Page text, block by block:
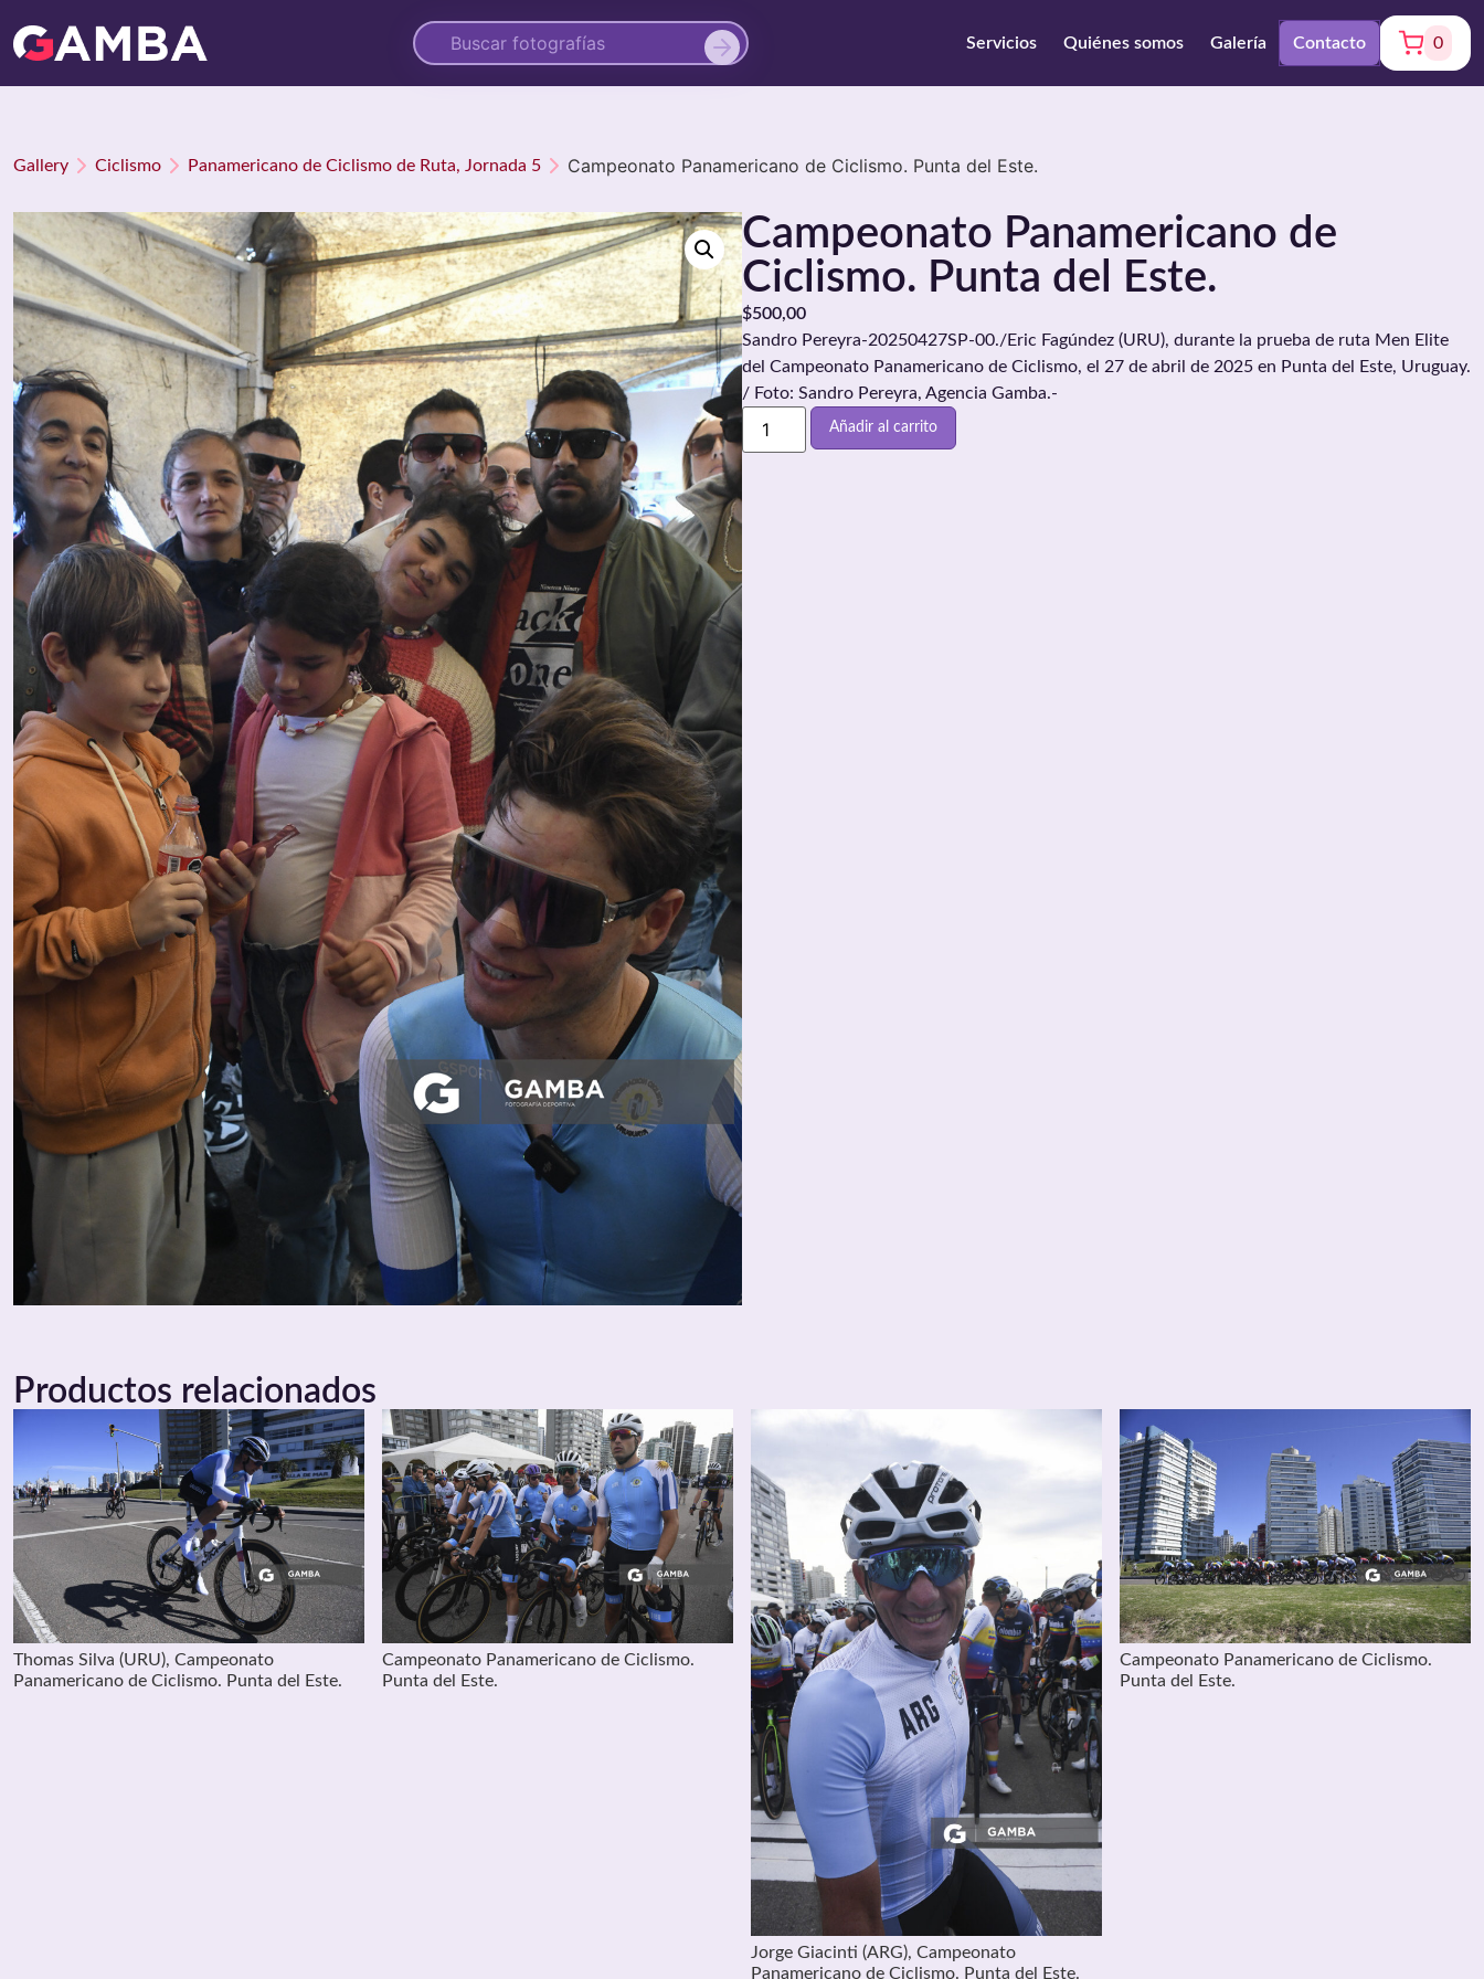
Servicios Quiénes somos Galería Contacto 0
Gallery Ciclismo Panamericano de Ciclismo de Ruta, Jornada 5 Campeonato Panamericano de Ciclismo. Punta del Este.
Campeonato Panamericano de
Ciclismo. Punta del Este.
$500,00
Sandro Pereyra-20250427SP-00./Eric Fagúndez (URU), durante la prueba de ruta Men Elite
del Campeonato Panamericano de Ciclismo, el 27 de abril de 2025 en Punta del Este, Uruguay.
/ Foto: Sandro Pereyra, Agencia Gamba.-
Añadir al carrito
Productos relacionados
Thomas Silva (URU), Campeonato
Panamericano de Ciclismo. Punta del Este.
Campeonato Panamericano de Ciclismo.
Punta del Este.
Jorge Giacinti (ARG), Campeonato
Panamericano de Ciclismo. Punta del Este.
Campeonato Panamericano de Ciclismo.
Punta del Este.